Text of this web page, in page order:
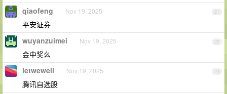
21
qiaofeng Nov 19, 2025
平安证券
22
wuyanzuimei Nov 19, 2025
会中奖么
23
letwewell Nov 19, 2025
腾讯自选股